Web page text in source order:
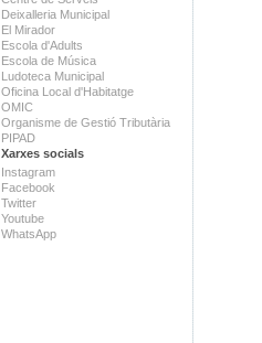
Deixalleria Municipal
El Mirador
Escola d'Adults
Escola de Música
Ludoteca Municipal
Oficina Local d'Habitatge
OMIC
Organisme de Gestió Tributària
PIPAD
Xarxes socials
Instagram
Facebook
Twitter
Youtube
WhatsApp